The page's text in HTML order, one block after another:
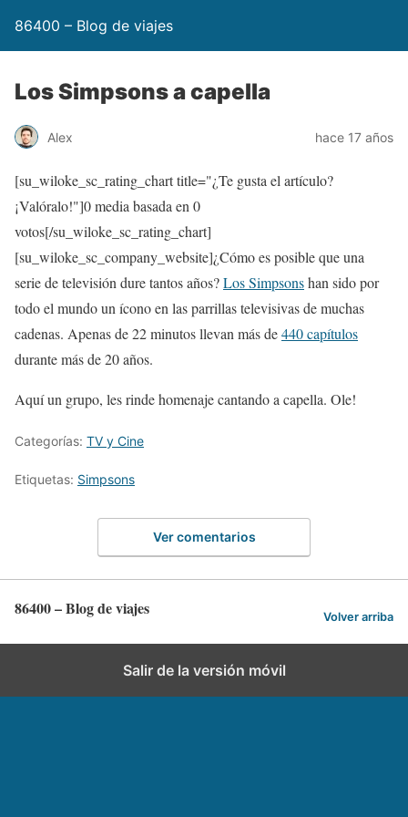
86400 – Blog de viajes
Los Simpsons a capella
Alex hace 17 años
[su_wiloke_sc_rating_chart title="¿Te gusta el artículo?
¡Valóralo!"]0media basada en 0
votos[/su_wiloke_sc_rating_chart]
[su_wiloke_sc_company_website]¿Cómo es posible que una
serie de televisión dure tantos años?Los Simpsonshan sido por
todo el mundo un ícono en las parrillas televisivas de muchas
cadenas. Apenas de 22 minutos llevan más de440 capítulos
durante más de 20 años.
Aquí un grupo, les rinde homenaje cantando a capella. Ole!
Categorías: TV y Cine
Etiquetas: Simpsons
Ver comentarios
86400 – Blog de viajes Volver arriba
Salir de la versión móvil